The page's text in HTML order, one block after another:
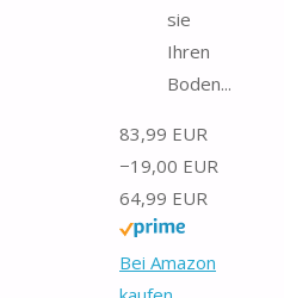
sie
Ihren
Boden...
83,99 EUR
−19,00 EUR
64,99 EUR
Bei Amazon